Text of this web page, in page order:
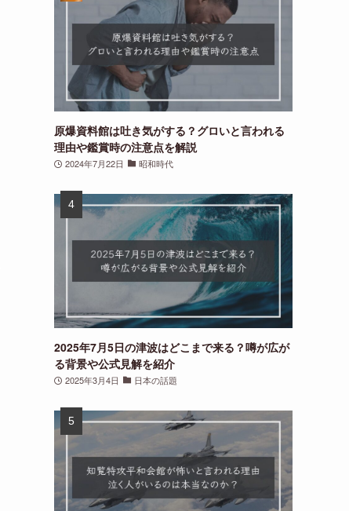
原爆資料館は吐き気がする？グロいと言われる
理由や鑑賞時の注意点を解説
2024年7月22日 昭和時代
2025年7月5日の津波はどこまで来る？噂が広が
る背景や公式見解を紹介
2025年3月4日 日本の話題